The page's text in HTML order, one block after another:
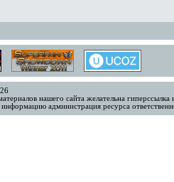
нашего сайта желательна
администрация ресурса